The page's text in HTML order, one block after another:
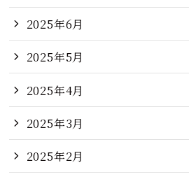
2025年6月
2025年5月
2025年4月
2025年3月
2025年2月